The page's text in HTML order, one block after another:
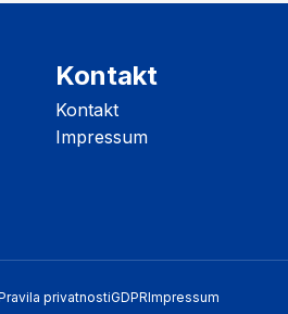
Kontakt
Kontakt
Impressum
privatnostiGDPRImpressum